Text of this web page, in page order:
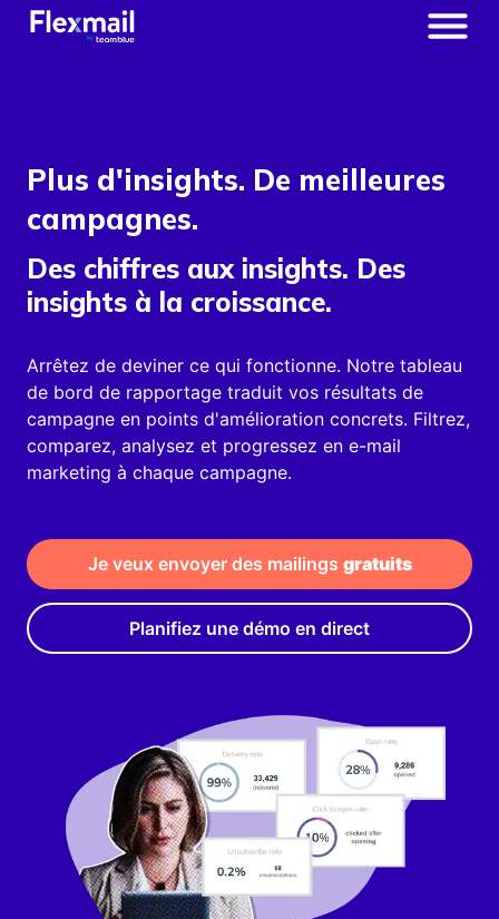
Plus d'insights. De meilleures
campagnes.
Des chiffres aux insights. Des
insights à la croissance.
Arrêtez de deviner ce qui fonctionne. Notre tableau
de bord de rapportage traduit vos résultats de
campagne en points d'amélioration concrets. Filtrez,
comparez, analysez et progressez en e-mail
marketing à chaque campagne.
Je veux envoyer des mailings gratuits
Planifiez une démo en direct